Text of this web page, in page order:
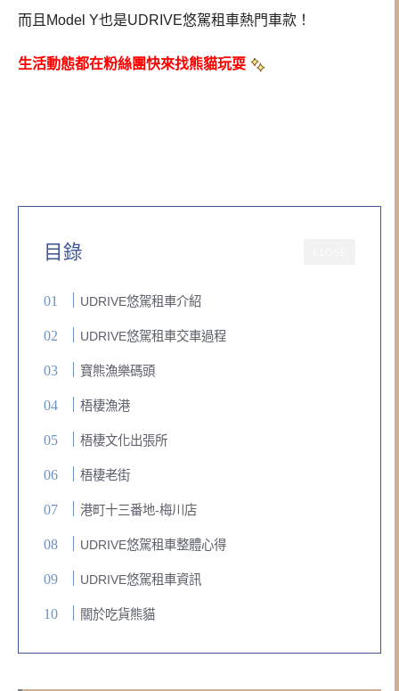
而且Model Y也是UDRIVE悠駕租車熱門車款！
生活動態都在粉絲團快來找熊貓玩耍
目錄
UDRIVE悠駕租車介紹
UDRIVE悠駕租車交車過程
寶熊漁樂碼頭
梧棲漁港
梧棲文化出張所
梧棲老街
港町十三番地-梅川店
UDRIVE悠駕租車整體心得
UDRIVE悠駕租車資訊
關於吃貨熊貓